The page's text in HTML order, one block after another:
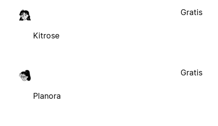
Kitrose
Gratis
Planora
Gratis